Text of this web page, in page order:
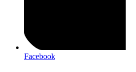
Facebook